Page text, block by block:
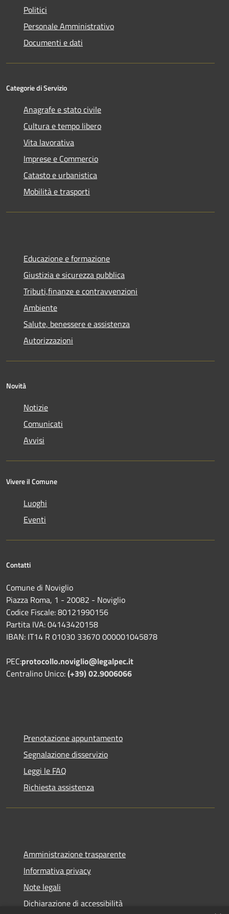
Politici
Personale Amministrativo
Documenti e dati
Categorie di Servizio
Anagrafe e stato civile
Cultura e tempo libero
Vita lavorativa
Imprese e Commercio
Catasto e urbanistica
Mobilità e trasporti
Educazione e formazione
Giustizia e sicurezza pubblica
Tributi,finanze e contravvenzioni
Ambiente
Salute, benessere e assistenza
Autorizzazioni
Novità
Notizie
Comunicati
Avvisi
Vivere il Comune
Luoghi
Eventi
Contatti
Comune di Noviglio
Piazza Roma, 1 - 20082 - Noviglio
Codice Fiscale: 80121990156
Partita IVA: 04143420158
IBAN: IT14 R 01030 33670 000001045878
PEC:protocollo.noviglio@legalpec.it
Centralino Unico:(+39) 02.9006066
Prenotazione appuntamento
Segnalazione disservizio
Leggi le FAQ
Richiesta assistenza
Amministrazione trasparente
Informativa privacy
Note legali
Dichiarazione di accessibilità